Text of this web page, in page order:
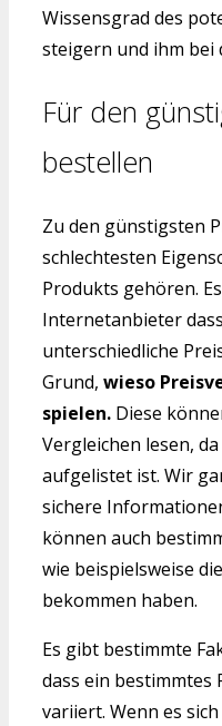
Wissensgrad des
steigern und ihm bei
Für den
bestellen
Zu den günstigsten
schlechtesten
Produkts gehören.
Internetanbieter
unterschiedliche
Grund, wieso
spielen. Diese
Vergleichen lesen,
aufgelistet ist. Wir
sichere
können auch
wie beispielsweise
bekommen haben.
Es gibt bestimmte
dass ein bestimmtes
variiert. Wenn es